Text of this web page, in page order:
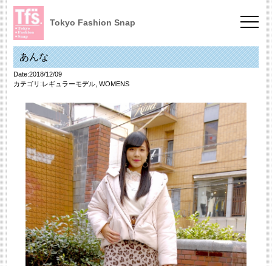
Tokyo Fashion Snap
あんな
Date:2018/12/09
カテゴリ:レギュラーモデル, WOMENS